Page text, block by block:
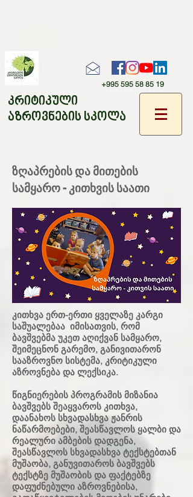
+995 595 58 85 19
კრიტიკული
აზროვნების სკოლა
ზღაპრების და მითების
სამყარო - კითხვის საათი
კითხვა ერთ-ერთი ყველაზე კარგი
საშუალებაა იმისათვის, რომ
ბავშვებმა უკეთ აღიქვან სამყარო,
შეიმეცნონ გარემო, განივითარონ
სააზროვნო სისტემა, კრიტიკული
აზროვნება და ლექსიკა.
წიგნიერების პროგრამის მიზანია
ბავშვებს შეაყვაროს კითხვა,
დაანახოს სხვადასხვა ჟანრის
ნაწარმოებები, შეასწავლოს ყალბი და
რეალური ამბების დადგენა,
შეასწავლოს სხვადასხვა ტექსტებთან
მუშაობა, განუვითაროს ბავშვებს
ტექსტზე მუშაობის და ფაქტებზე
დაფუძნებული აზროვნებისა,